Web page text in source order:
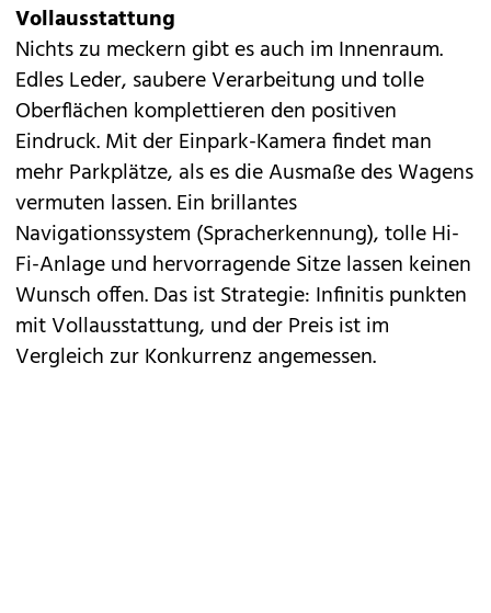
Vollausstattung
Nichts zu meckern gibt es auch im Innenraum.
Edles Leder, saubere Verarbeitung und tolle
Oberflächen komplettieren den positiven
Eindruck. Mit der Einpark-Kamera findet man
mehr Parkplätze, als es die Ausmaße des Wagens
vermuten lassen. Ein brillantes
Navigationssystem (Spracherkennung), tolle Hi-
Fi-Anlage und hervorragende Sitze lassen keinen
Wunsch offen. Das ist Strategie: Infinitis punkten
mit Vollausstattung, und der Preis ist im
Vergleich zur Konkurrenz angemessen.